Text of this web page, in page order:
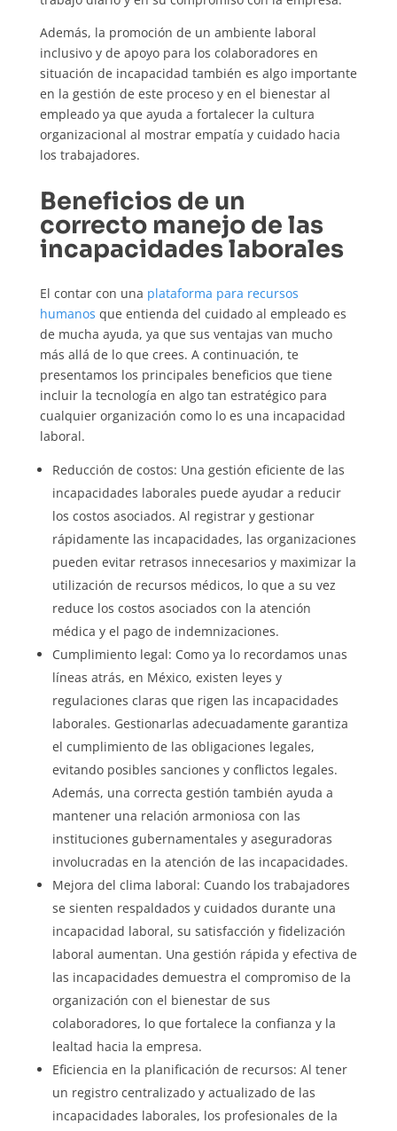
Además, la promoción de un ambiente laboral
inclusivo y de apoyo para los colaboradores en
situación de incapacidad también es algo importante
en la gestión de este proceso y en el bienestar al
empleado ya que ayuda a fortalecer la cultura
organizacional al mostrar empatía y cuidado hacia
los trabajadores.
Beneficios de un
correcto manejo de las
incapacidades laborales
El contar con una plataforma para recursos
humanos que entienda del cuidado al empleado es
de mucha ayuda, ya que sus ventajas van mucho
más allá de lo que crees. A continuación, te
presentamos los principales beneficios que tiene
incluir la tecnología en algo tan estratégico para
cualquier organización como lo es una incapacidad
laboral.
Reducción de costos: Una gestión eficiente de las
incapacidades laborales puede ayudar a reducir
los costos asociados. Al registrar y gestionar
rápidamente las incapacidades, las organizaciones
pueden evitar retrasos innecesarios y maximizar la
utilización de recursos médicos, lo que a su vez
reduce los costos asociados con la atención
médica y el pago de indemnizaciones.
Cumplimiento legal: Como ya lo recordamos unas
líneas atrás, en México, existen leyes y
regulaciones claras que rigen las incapacidades
laborales. Gestionarlas adecuadamente garantiza
el cumplimiento de las obligaciones legales,
evitando posibles sanciones y conflictos legales.
Además, una correcta gestión también ayuda a
mantener una relación armoniosa con las
instituciones gubernamentales y aseguradoras
involucradas en la atención de las incapacidades.
Mejora del clima laboral: Cuando los trabajadores
se sienten respaldados y cuidados durante una
incapacidad laboral, su satisfacción y fidelización
laboral aumentan. Una gestión rápida y efectiva de
las incapacidades demuestra el compromiso de la
organización con el bienestar de sus
colaboradores, lo que fortalece la confianza y la
lealtad hacia la empresa.
Eficiencia en la planificación de recursos: Al tener
un registro centralizado y actualizado de las
incapacidades laborales, los profesionales de la